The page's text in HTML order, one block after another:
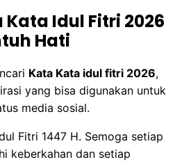
Idul Fitri 2026
Hati
Kata Kata idul fitri 2026,
yang bisa digunakan untuk
media sosial.
Fitri 1447 H. Semoga setiap
keberkahan dan setiap